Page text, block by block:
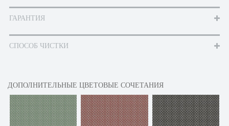
ГАРАНТИЯ
СПОСОБ ЧИСТКИ
ДОПОЛНИТЕЛЬНЫЕ ЦВЕТОВЫЕ СОЧЕТАНИЯ